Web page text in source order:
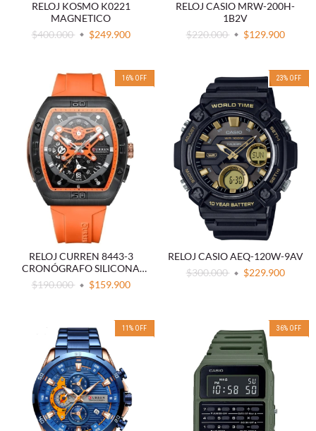
RELOJ KOSMO K0221
MAGNETICO
$400.000
$249.900
RELOJ CASIO MRW-200H-
1B2V
$220.000
$129.900
16% OFF
RELOJ CURREN 8443-3
CRONÓGRAFO SILICONA
NARANJA
$190.000 $159.900
23% OFF
RELOJ CASIO AEQ-120W-9AV
$300.000
$229.900
11 % OFF 36% OFF